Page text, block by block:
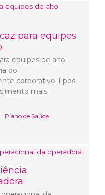
para equipes
equipes de alto
do
corporativo Tipos
mais
Plano de Saúde